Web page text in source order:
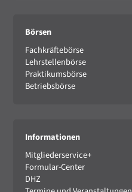
Börsen
Fachkräftebörse
Lehrstellenbörse
Praktikumsbörse
Betriebsbörse
Informationen
Mitgliederservice+
Formular-Center
DHZ